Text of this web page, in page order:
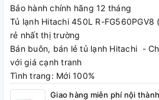
Bảo hành chính hãng 12 tháng
Tủ lạnh Hitachi 450L R-FG560PGV8
rẻ nhất thị trường
Bán buôn, bán lẻ tủ lạnh Hitachi -
với giá cạnh tranh
Tình trang: Mới 100%
Giao hàng miễn phí nội